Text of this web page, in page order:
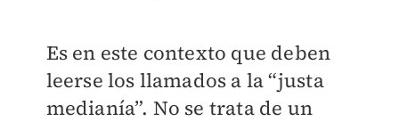
Es en este contexto que deben
leerse los llamados a la “justa
medianía”. No se trata de un